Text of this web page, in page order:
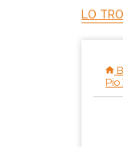
LO
Pio